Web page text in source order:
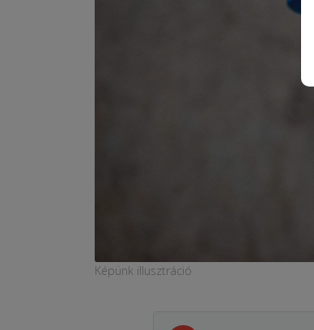
Képünk illusztráció